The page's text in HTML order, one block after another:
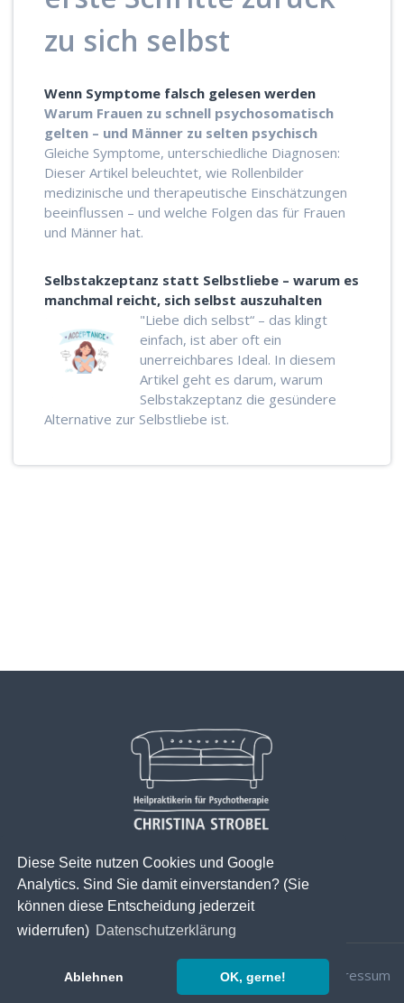
Diese Seite nutzen Cookies und Google
Analytics. Sind Sie damit einverstanden? (Sie
können diese Entscheidung jederzeit
widerrufen) Datenschutzerklärung
Ablehnen OK, gerne!
zu sich selbst
Wenn Symptome falsch gelesen werden
Warum Frauen zu schnell psychosomatisch
gelten – und Männer zu selten psychisch
Gleiche Symptome, unterschiedliche Diagnosen:
Dieser Artikel beleuchtet, wie Rollenbilder
medizinische und therapeutische Einschätzungen
beeinflussen – und welche Folgen das für Frauen
und Männer hat.
Selbstakzeptanz statt Selbstliebe – warum es
manchmal reicht, sich selbst auszuhalten
"Liebe dich selbst“ – das klingt
einfach, ist aber oft ein
unerreichbares Ideal. In diesem
Artikel geht es darum, warum
Selbstakzeptanz die gesündere
Alternative zur Selbstliebe ist.
Datenschutz Impressum
© 2026 Sektorale Heilpraktikerin